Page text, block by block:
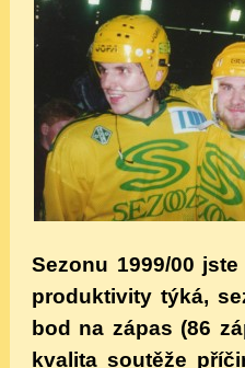
Sezonu 1999/00
produktivity týká,
bod na zápas (86
kvalita soutěže